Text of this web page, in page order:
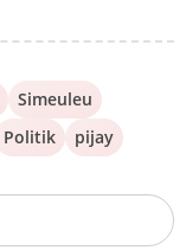
Simeuleu
Politik
pijay